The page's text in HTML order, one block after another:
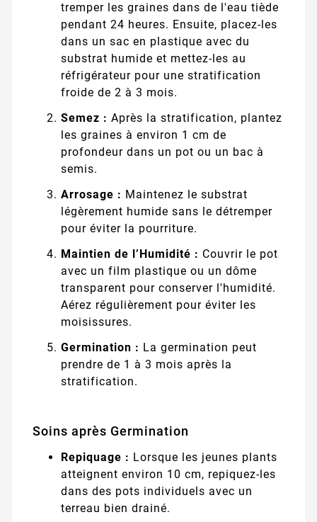
tremper les graines dans de l'eau tiède
pendant 24 heures. Ensuite, placez-les
dans un sac en plastique avec du
substrat humide et mettez-les au
réfrigérateur pour une stratification
froide de 2 à 3 mois.
Semez : Après la stratification, plantez
les graines à environ 1 cm de
profondeur dans un pot ou un bac à
semis.
Arrosage : Maintenez le substrat
légèrement humide sans le détremper
pour éviter la pourriture.
Maintien de l’Humidité : Couvrir le pot
avec un film plastique ou un dôme
transparent pour conserver l'humidité.
Aérez régulièrement pour éviter les
moisissures.
Germination : La germination peut
prendre de 1 à 3 mois après la
stratification.
Soins après Germination
Repiquage : Lorsque les jeunes plants
atteignent environ 10 cm, repiquez-les
dans des pots individuels avec un
terreau bien drainé.